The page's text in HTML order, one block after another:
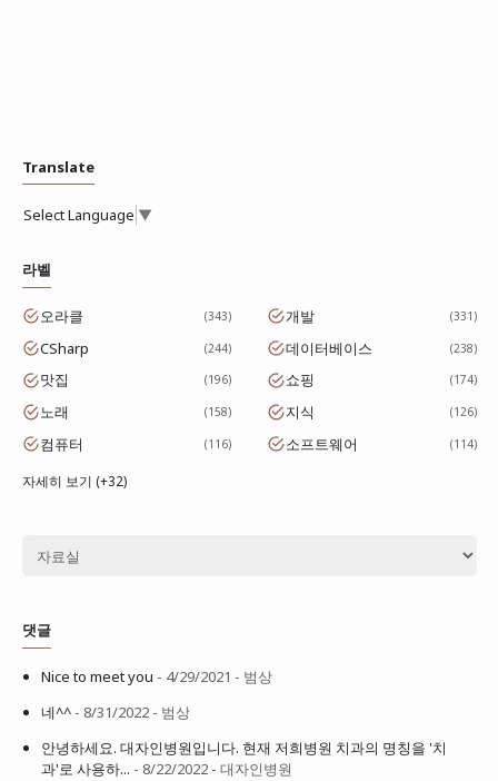
Translate
Select Language ▼
라벨
오라클 343 개발 331
CSharp 244 데이터베이스 238
맛집 196 쇼핑 174
노래 158 지식 126
컴퓨터 116 소프트웨어 114
자세히 보기 (+32)
댓글
Nice to meet you - 4/29/2021 - 범상
네^^ - 8/31/2022 - 범상
안녕하세요. 대자인병원입니다. 현재 저희병원 치과의 명칭을 '치
과'로 사용하... - 8/22/2022 - 대자인병원